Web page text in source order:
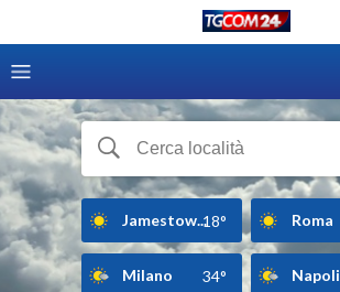
Jamestow...18° Roma
Milano 34° Napoli